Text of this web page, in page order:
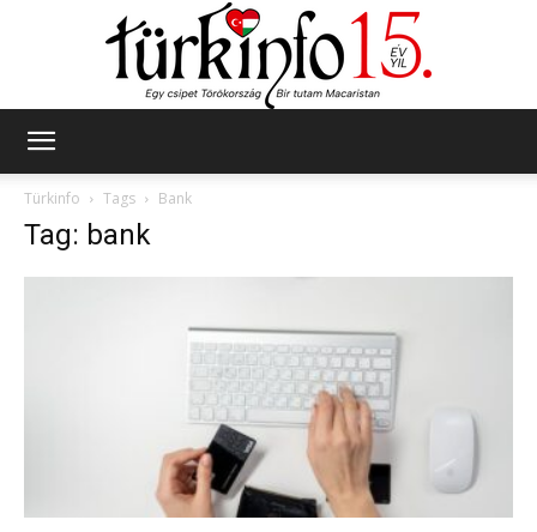
Türkinfo
Tags Bank
Tag: bank